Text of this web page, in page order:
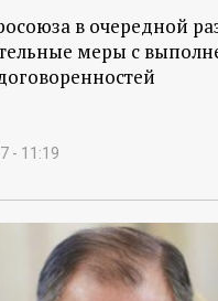
в очередной
меры с
- 11:19